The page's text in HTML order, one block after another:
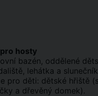
hosty
bazén, oddělené
lehátka a
pro děti: dětské hřiště
a dřevěný domek).